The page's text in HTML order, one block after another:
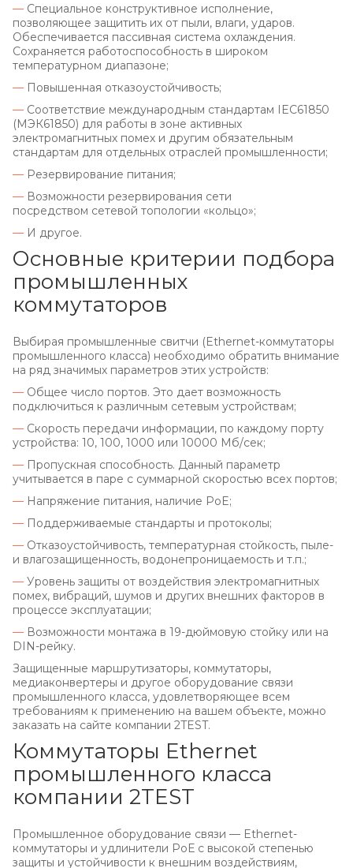
— Специальное конструктивное исполнение,
позволяющее защитить их от пыли, влаги, ударов.
Обеспечивается пассивная система охлаждения.
Сохраняется работоспособность в широком
температурном диапазоне;
— Повышенная отказоустойчивость;
— Соответствие международным стандартам IEC61850
(МЭК61850) для работы в зоне активных
электромагнитных помех и другим обязательным
стандартам для отдельных отраслей промышленности;
— Резервирование питания;
— Возможности резервирования сети
посредством сетевой топологии «кольцо»;
— И другое.
Основные критерии подбора
промышленных
коммутаторов
Выбирая промышленные свитчи (Ethernet-коммутаторы
промышленного класса) необходимо обратить внимание
на ряд значимых параметров этих устройств:
— Общее число портов. Это дает возможность
подключиться к различным сетевым устройствам;
— Скорость передачи информации, по каждому порту
устройства: 10, 100, 1000 или 10000 Мб/сек;
— Пропускная способность. Данный параметр
учитывается в паре с суммарной скоростью всех портов;
— Напряжение питания, наличие PoE;
— Поддерживаемые стандарты и протоколы;
— Отказоустойчивость, температурная стойкость, пыле-
и влагозащищенность, водонепроницаемость и т.п.;
— Уровень защиты от воздействия электромагнитных
помех, вибраций, шумов и других внешних факторов в
процессе эксплуатации;
— Возможности монтажа в 19-дюймовую стойку или на
DIN-рейку.
Защищенные маршрутизаторы, коммутаторы,
медиаконвертеры и другое оборудование связи
промышленного класса, удовлетворяющее всем
требованиям к применению на вашем объекте, можно
заказать на сайте компании 2TEST.
Коммутаторы Ethernet
промышленного класса
компании 2TEST
Промышленное оборудование связи — Ethernet-
коммутаторы и удлинители РоЕ с высокой степенью
защиты и устойчивости к внешним воздействиям,